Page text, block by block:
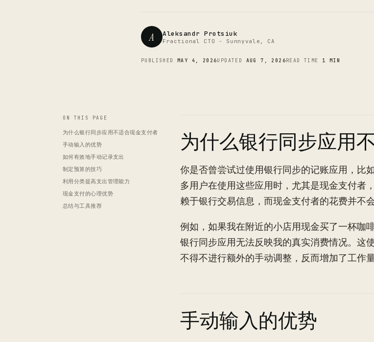
A Aleksandr Protsiuk
Fractional CTO - Sunnyvale, CA
PUBLISHED MAY 4, 2026UPDATED AUG 7, 2026READ TIME 1 MIN
ON THIS PAGE
为什么银行同步应用不适合现金支付者
手动输入的优势
如何有效地手动记录支出
制定预算的技巧
利用分类提高支出管理能力
现金支付的心理优势
总结与工具推荐
为什么银行同步应用
你是否曾尝试过使用银行同步的记账应用，比
多用户在使用这些应用时，尤其是现金支付者
赖于银行交易信息，而现金支付者的花费并不
例如，如果我在附近的小店用现金买了一杯咖
银行同步应用无法反映我的真实消费情况。这
不得不进行额外的手动调整，反而增加了工作量
手动输入的优势